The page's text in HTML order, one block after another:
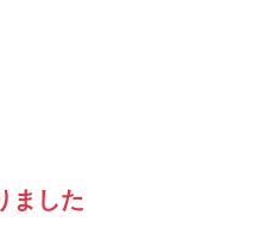
ました